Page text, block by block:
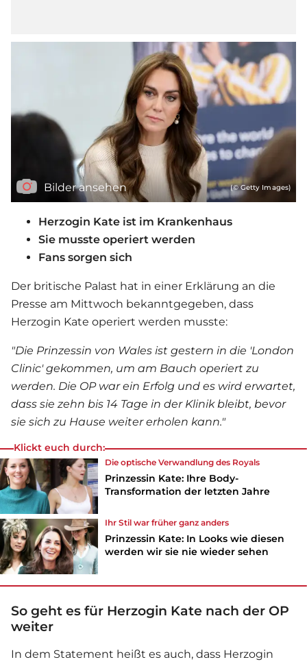
Bilder ansehen (© Getty Images)
Herzogin Kate ist im Krankenhaus
Sie musste operiert werden
Fans sorgen sich
Der britische Palast hat in einer Erklärung an die
Presse am Mittwoch bekanntgegeben, dass
Herzogin Kate operiert werden musste:
"Die Prinzessin von Wales ist gestern in die 'London
Clinic' gekommen, um am Bauch operiert zu
werden. Die OP war ein Erfolg und es wird erwartet,
dass sie zehn bis 14 Tage in der Klinik bleibt, bevor
sie sich zu Hause weiter erholen kann."
Klickt euch durch:
Die optische Verwandlung des Royals
Prinzessin Kate: Ihre Body-
Transformation der letzten Jahre
Ihr Stil war früher ganz anders
Prinzessin Kate: In Looks wie diesen
werden wir sie nie wieder sehen
So geht es für Herzogin Kate nach der OP
weiter
In dem Statement heißt es auch, dass Herzogin